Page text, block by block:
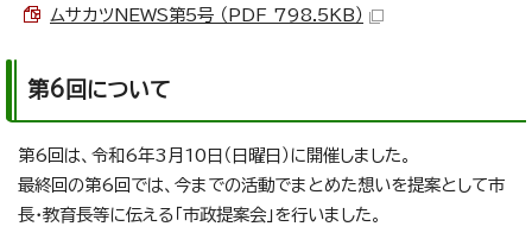
ムサカツNEWS第5号 （PDF 798.5KB）
第6回について
第6回は、令和6年3月10日（日曜日）に開催しました。
最終回の第6回では、今までの活動でまとめた想いを提案として市
長・教育長等に伝える「市政提案会」を行いました。